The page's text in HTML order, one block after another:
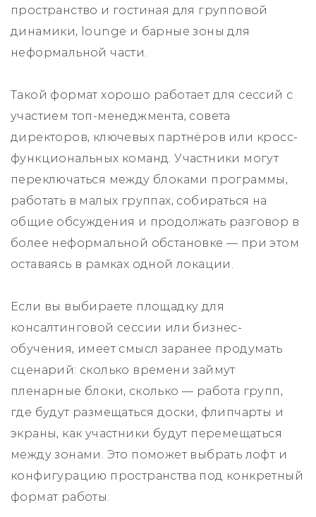
пространство и гостиная для групповой
динамики, lounge и барные зоны для
неформальной части.
Такой формат хорошо работает для сессий с
участием топ-менеджмента, совета
директоров, ключевых партнёров или кросс-
функциональных команд. Участники могут
переключаться между блоками программы,
работать в малых группах, собираться на
общие обсуждения и продолжать разговор в
более неформальной обстановке — при этом
оставаясь в рамках одной локации.
Если вы выбираете площадку для
консалтинговой сессии или бизнес-
обучения, имеет смысл заранее продумать
сценарий: сколько времени займут
пленарные блоки, сколько — работа групп,
где будут размещаться доски, флипчарты и
экраны, как участники будут перемещаться
между зонами. Это поможет выбрать лофт и
конфигурацию пространства под конкретный
формат работы.